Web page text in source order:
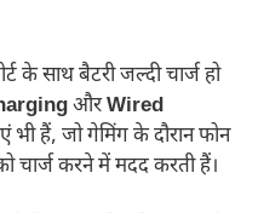
के साथ बैटरी जल्दी चार्ज हो
औरWired
भी हैं, जो गेमिंग के दौरान फोन
चार्ज करने में मदद करती हैं।